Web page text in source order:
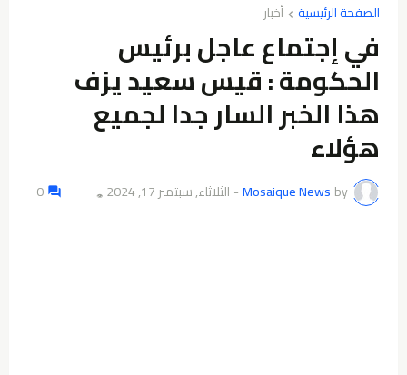
الصفحة الرئيسية أخبار
في إجتماع عاجل برئيس
الحكومة : قيس سعيد يزف
هذا الخبر السار جدا لجميع
هؤلاء
by
Mosaique News
- الثلاثاء, سبتمبر 17, 2024 👁️
0